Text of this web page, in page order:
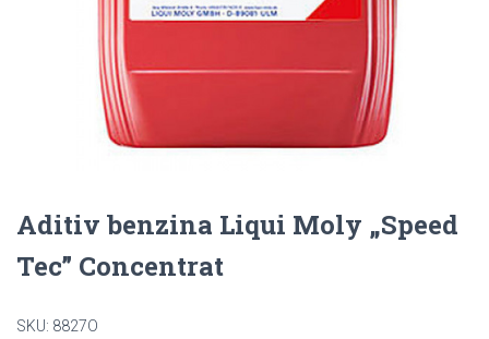
Aditiv benzina Liqui Moly „Speed
Tec” Concentrat
SKU: 8827O